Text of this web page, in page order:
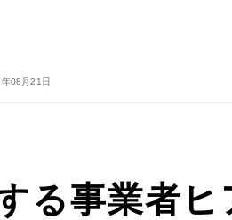
08月21日
る事業者